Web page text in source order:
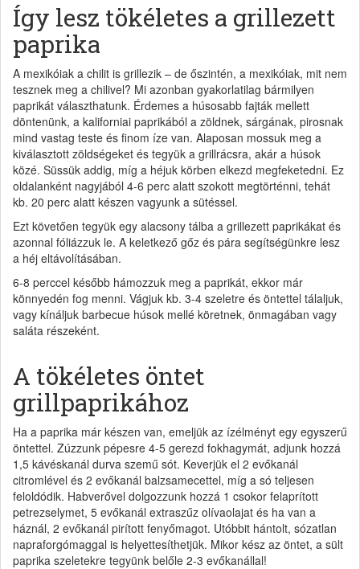
Így lesz tökéletes a grillezett
paprika
A mexikóiak a chilit is grillezik – de őszintén, a mexikóiak, mit nem
tesznek meg a chilivel? Mi azonban gyakorlatilag bármilyen
paprikát választhatunk. Érdemes a húsosabb fajták mellett
döntenünk, a kaliforniai paprikából a zöldnek, sárgának, pirosnak
mind vastag teste és finom íze van. Alaposan mossuk meg a
kiválasztott zöldségeket és tegyük a grillrácsra, akár a húsok
közé. Süssük addig, míg a héjuk körben elkezd megfeketedni. Ez
oldalanként nagyjából 4-6 perc alatt szokott megtörténni, tehát
kb. 20 perc alatt készen vagyunk a sütéssel.
Ezt követően tegyük egy alacsony tálba a grillezett paprikákat és
azonnal fóliázzuk le. A keletkező gőz és pára segítségünkre lesz
a héj eltávolításában.
6-8 perccel később hámozzuk meg a paprikát, ekkor már
könnyedén fog menni. Vágjuk kb. 3-4 szeletre és öntettel tálaljuk,
vagy kínáljuk barbecue húsok mellé köretnek, önmagában vagy
saláta részeként.
A tökéletes öntet
grillpaprikához
Ha a paprika már készen van, emeljük az ízélményt egy egyszerű
öntettel. Zúzzunk pépesre 4-5 gerezd fokhagymát, adjunk hozzá
1,5 kávéskanál durva szemű sót. Keverjük el 2 evőkanál
citromlével és 2 evőkanál balzsamecettel, míg a só teljesen
feloldódik. Habverővel dolgozzunk hozzá 1 csokor felaprított
petrezselymet, 5 evőkanál extraszűz olívaolajat és ha van a
háznál, 2 evőkanál pirított fenyőmagot. Utóbbit hántolt, sózatlan
napraforgómaggal is helyettesíthetjük. Mikor kész az öntet, a sült
paprika szeletekre tegyünk belőle 2-3 evőkanállal!